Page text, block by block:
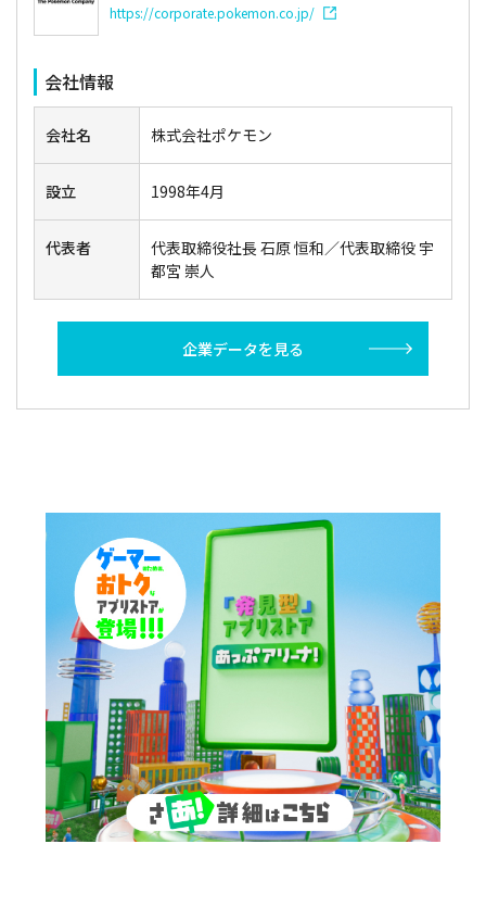
https://corporate.pokemon.co.jp/
会社情報
会社名 株式会社ポケモン
設立 1998年4月
代表者
代表取締役社長 石原 恒和／代表取締役 宇
都宮 崇人
企業データを見る